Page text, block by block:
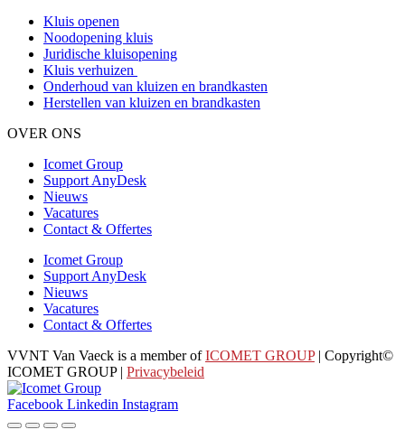
Kluis openen
Noodopening kluis
Juridische kluisopening
Kluis verhuizen
Onderhoud van kluizen en brandkasten
Herstellen van kluizen en brandkasten
OVER ONS
Icomet Group
Support AnyDesk
Nieuws
Vacatures
Contact & Offertes
Icomet Group
Support AnyDesk
Nieuws
Vacatures
Contact & Offertes
VVNT Van Vaeck is a member ofICOMET GROUP| Copyright©
ICOMET GROUP | Privacybeleid
Facebook Linkedin Instagram